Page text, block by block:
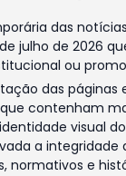
das
julho de 2026
ou
das páginas
contenham
visual
a
normativos e